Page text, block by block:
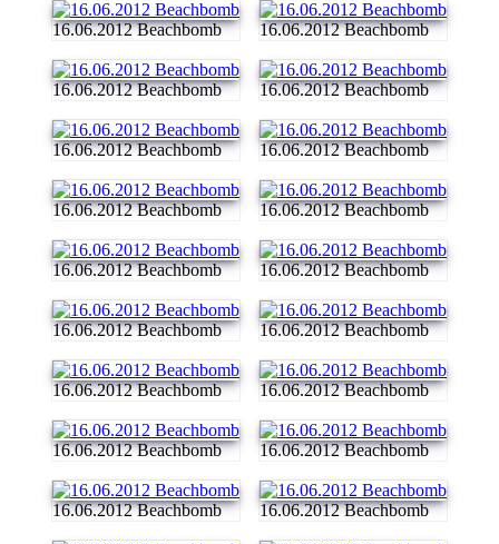
16.06.2012 Beachbomb 16.06.2012 Beachbomb
16.06.2012 Beachbomb 16.06.2012 Beachbomb
16.06.2012 Beachbomb 16.06.2012 Beachbomb
16.06.2012 Beachbomb 16.06.2012 Beachbomb
16.06.2012 Beachbomb 16.06.2012 Beachbomb
16.06.2012 Beachbomb 16.06.2012 Beachbomb
16.06.2012 Beachbomb 16.06.2012 Beachbomb
16.06.2012 Beachbomb 16.06.2012 Beachbomb
16.06.2012 Beachbomb 16.06.2012 Beachbomb